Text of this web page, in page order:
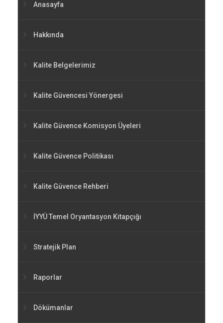
Anasayfa
Hakkında
Kalite Belgelerimiz
Kalite Güvencesi Yönergesi
Kalite Güvence Komisyon Üyeleri
Kalite Güvence Politikası
Kalite Güvence Rehberi
İYYÜ Temel Oryantasyon Kitapçığı
Stratejik Plan
Raporlar
Dökümanlar